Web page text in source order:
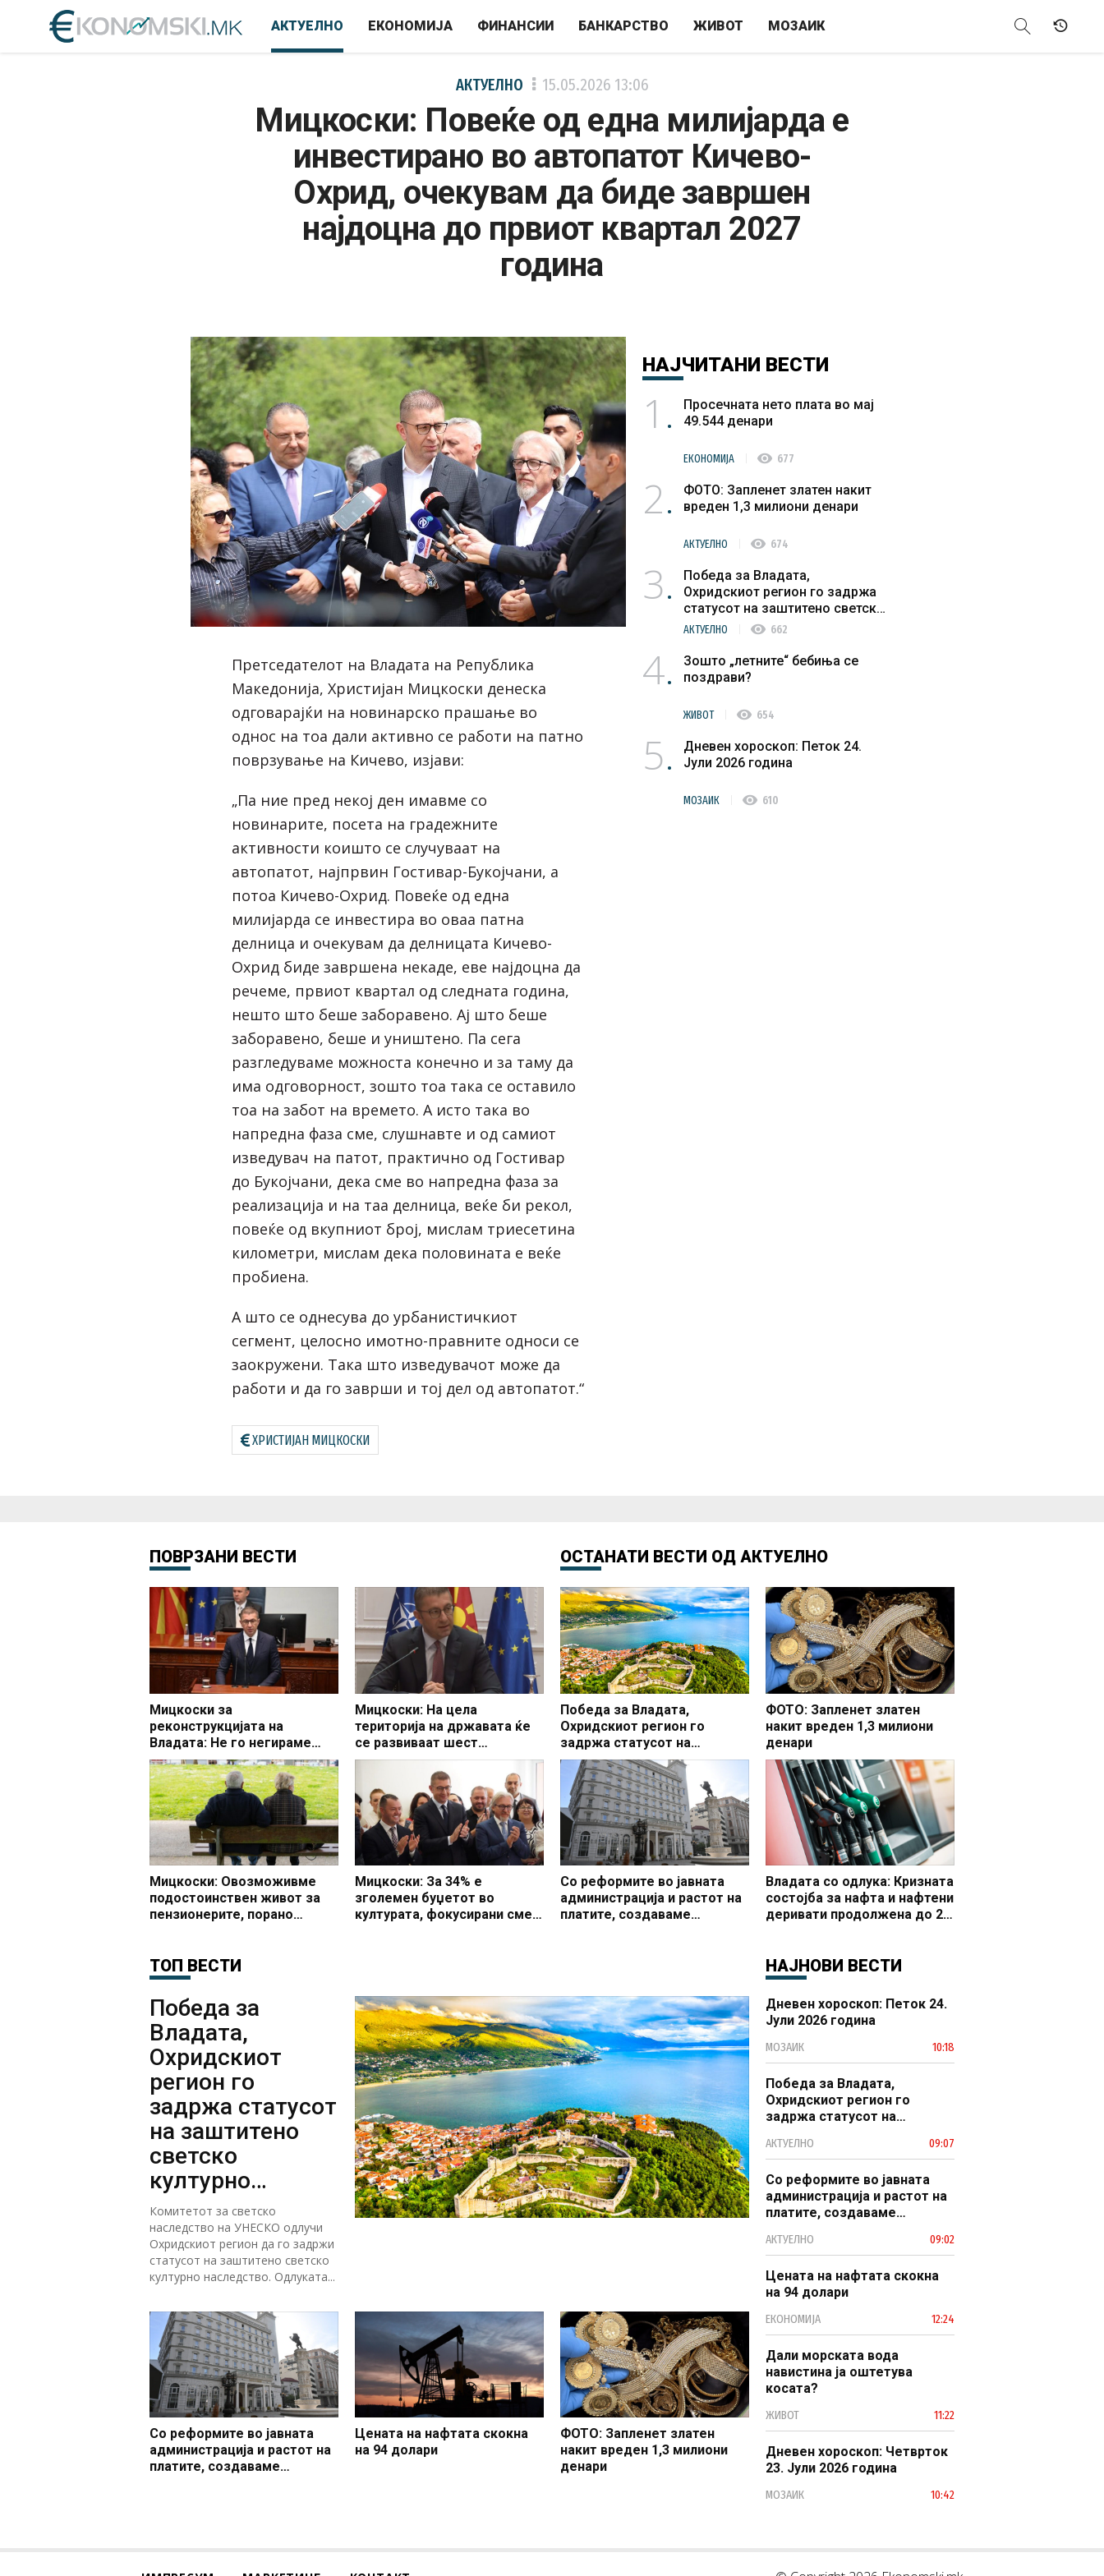
АКТУЕЛНО ЕКОНОМИЈА ФИНАНСИИ БАНКАРСТВО ЖИВОТ МОЗАИК
АКТУЕЛНО 15.05.2026 13:06
Мицкоски: Повеќе од една милијарда е
инвестирано во автопатот Кичево-
Охрид, очекувам да биде завршен
најдоцна до првиот квартал 2027
година
Претседателот на Владата на Република
Македонија, Христијан Мицкоски денеска
одговарајќи на новинарско прашање во
однос на тоа дали активно се работи на патно
поврзување на Кичево, изјави:
„Па ние пред некој ден имавме со
новинарите, посета на градежните
активности коишто се случуваат на
автопатот, најпрвин Гостивар-Букојчани, а
потоа Кичево-Охрид. Повеќе од една
милијарда се инвестира во оваа патна
делница и очекувам да делницата Кичево-
Охрид биде завршена некаде, еве најдоцна да
речеме, првиот квартал од следната година,
нешто што беше заборавено. Ај што беше
заборавено, беше и уништено. Па сега
разгледуваме можноста конечно и за таму да
има одговорност, зошто тоа така се оставило
тоа на забот на времето. А исто така во
напредна фаза сме, слушнавте и од самиот
изведувач на патот, практично од Гостивар
до Букојчани, дека сме во напредна фаза за
реализација и на таа делница, веќе би рекол,
повеќе од вкупниот број, мислам триесетина
километри, мислам дека половината е веќе
пробиена.
А што се однесува до урбанистичкиот
сегмент, целосно имотно-правните односи се
заокружени. Така што изведувачот може да
работи и да го заврши и тој дел од автопатот.“
ХРИСТИЈАН МИЦКОСКИ
НАЈЧИТАНИ ВЕСТИ
1
Просечната нето плата во мај
49.544 денари
ЕКОНОМИЈА visibility 677
2
ФОТО: Запленет златен накит
вреден 1,3 милиони денари
АКТУЕЛНО visibility 674
3
Победа за Владата,
Охридскиот регион го задржа
статусот на заштитено светско
културно наследство
АКТУЕЛНО visibility 662
4
Зошто „летните“ бебиња се
поздрави?
ЖИВОТ visibility 654
5
Дневен хороскоп: Петок 24.
Јули 2026 година
МОЗАИК visibility 610
ПОВРЗАНИ ВЕСТИ
Мицкоски за
реконструкцијата на
Владата: Не го негираме
сработеното, сакаме да
изградиме уште повеќе
Мицкоски: На цела
територија на државата ќе
се развиваат шест
автопатски делници
Мицкоски: Овозможивме
подостоинствен живот за
пензионерите, порано
обезбедивме по 7.000
денари
Мицкоски: За 34% е
зголемен буџетот во
културата, фокусирани сме
ОСТАНАТИ ВЕСТИ ОД АКТУЕЛНО
Победа за Владата,
Охридскиот регион го
задржа статусот на
заштитено светско културно
наследство
Со реформите во јавната
администрација и растот на
платите, создаваме
ФОТО: Запленет златен
накит вреден 1,3 милиони
денари
Владата со одлука: Кризната
состојба за нафта и нафтени
деривати продолжена до 20
ТОП ВЕСТИ
Победа за
Владата,
Охридскиот
регион го
задржа статусот
на заштитено
светско
културно
наследство
Комитетот за светско
наследство на УНЕСКО одлучи
Охридскиот регион да го задржи
статусот на заштитено светско
културно наследство. Одлуката...
Со реформите во јавната
администрација и растот на
платите, создаваме
Цената на нафтата скокна
на 94 долари
ФОТО: Запленет златен
накит вреден 1,3 милиони
денари
НАЈНОВИ ВЕСТИ
Дневен хороскоп: Петок 24.
Јули 2026 година
МОЗАИК 10:18
Победа за Владата,
Охридскиот регион го
задржа статусот на
наследство
АКТУЕЛНО 09:07
Со реформите во јавната
администрација и растот на
платите, создаваме
модерен јавен сектор
АКТУЕЛНО 09:02
Цената на нафтата скокна
на 94 долари
ЕКОНОМИЈА 12:24
Дали морската вода
навистина ја оштетува
косата?
ЖИВОТ 11:22
Дневен хороскоп: Четврток
23. Јули 2026 година
МОЗАИК 10:42